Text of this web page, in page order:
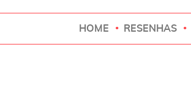
HOME RESENHAS